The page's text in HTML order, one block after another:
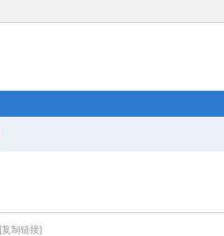
[复制链接]